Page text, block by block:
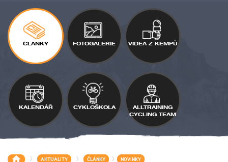
ČLÁNKY FOTOGALERIE VIDEA Z KEMPŮ
KALENDÁŘ CYKLOŠKOLA
ALLTRAINING
CYCLING TEAM
> AKTUALITY > ČLÁNKY > NOVINKY